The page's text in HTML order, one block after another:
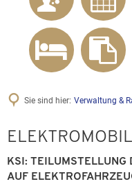
Sie sind hier: Verwaltung &
Elektromobilität
KSI: TEILUMSTELLUNG
AUF